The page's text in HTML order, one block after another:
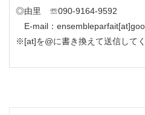
◎由里 ☏090-9164-9592
E-mail：
※[at]を@に書き換えて送信してく